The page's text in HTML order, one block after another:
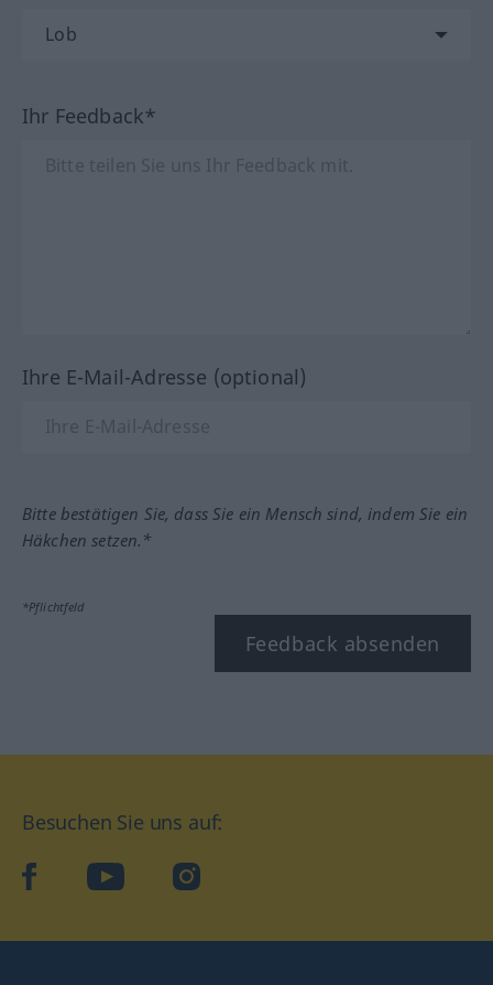
Ihr Feedback*
Ihre E-Mail-Adresse (optional)
Bitte bestätigen Sie, dass Sie ein Mensch sind, indem Sie ein
Häkchen setzen.*
*Pflichtfeld
Feedback absenden
Besuchen Sie uns auf:
facebookYouTube Instagram